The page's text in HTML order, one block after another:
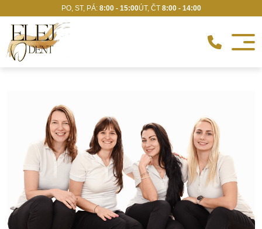
PO, ST, PÁ: 8:00 - 15:00ÚT, ČT 8:00 - 14:00